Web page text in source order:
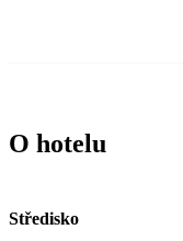
O hotelu
Středisko